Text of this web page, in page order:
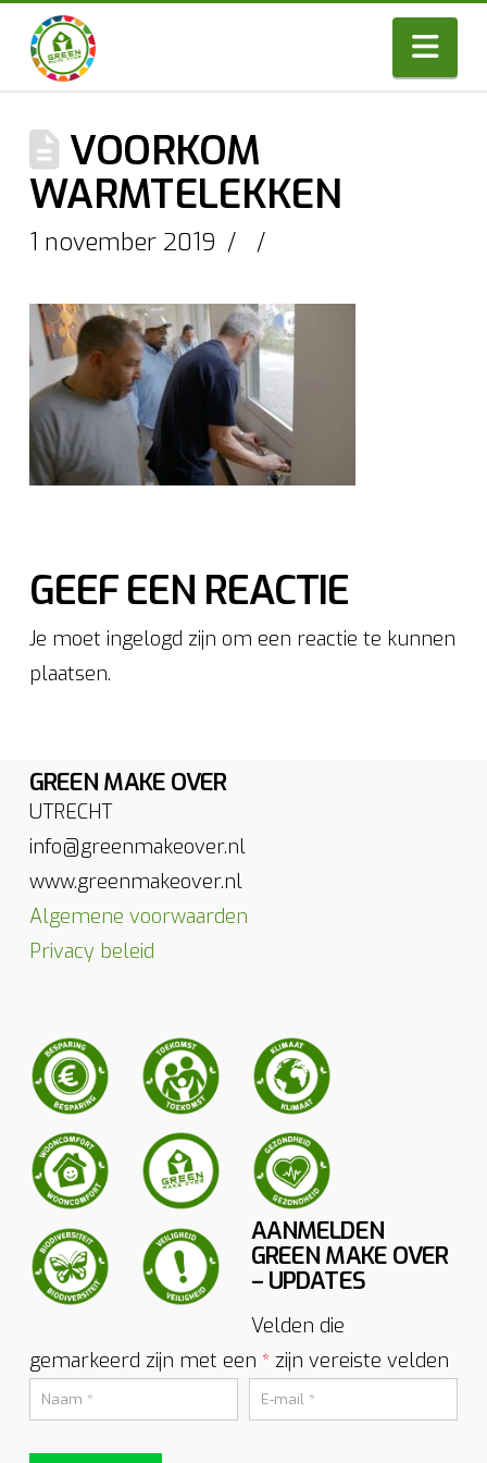
VOORKOM
WARMTELEKKEN
1 november 2019
GEEF EEN REACTIE
Je moet ingelogd zijn om een reactie te kunnen
plaatsen.
GREEN MAKE OVER
UTRECHT
info@greenmakeover.nl
www.greenmakeover.nl
Algemene voorwaarden
Privacy beleid
AANMELDEN
GREEN MAKE OVER
– UPDATES
Velden die
gemarkeerd zijn met een *zijn vereiste velden